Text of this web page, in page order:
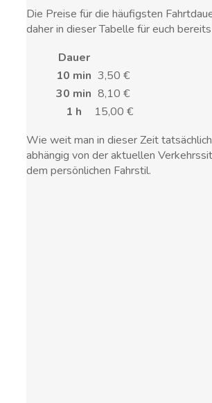
Die Preise für die häufigsten
daher in dieser Tabelle für euch
Dauer
10 min 3,50 €
30 min 8,10 €
1 h
15,00 €
Wie weit man in dieser Zeit
abhängig von der aktuellen
dem persönlichen Fahrstil.